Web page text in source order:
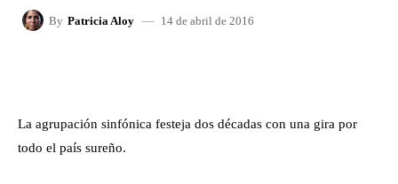
By Patricia Aloy 14 de abril de 2016
La agrupación sinfónica festeja dos décadas con una gira por
todo el país sureño.